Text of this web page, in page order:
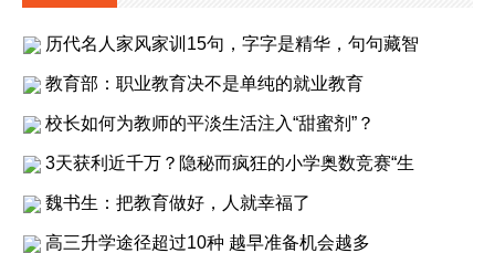
历代名人家风家训15句，字字是精华，句句藏智
教育部：职业教育决不是单纯的就业教育
校长如何为教师的平淡生活注入“甜蜜剂”？
3天获利近千万？隐秘而疯狂的小学奥数竞赛“生
魏书生：把教育做好，人就幸福了
高三升学途径超过10种 越早准备机会越多